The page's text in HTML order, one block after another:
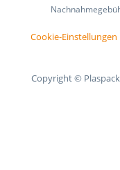
Cookie-Einstellungen
Copyright ©